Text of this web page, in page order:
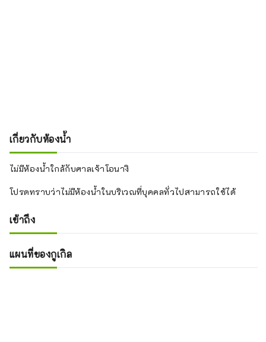
เกี่ยวกับห้องน้ำ
ไม่มีห้องน้ำใกล้กับศาลเจ้าโอนางิ
โปรดทราบว่าไม่มีห้องน้ำในบริเวณที่บุคคลทั่วไปสามารถใช้ได้
เข้าถึง
แผนที่ของกูเกิล